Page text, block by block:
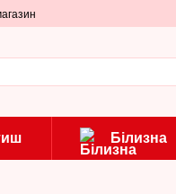
Білизна